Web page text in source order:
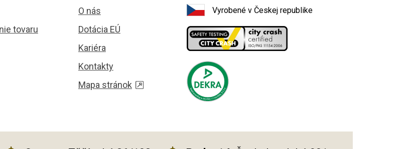
tovaru
O nás
Dotácia EÚ
Kariéra
Kontakty
Mapa stránok
Vyrobené v Českej republike